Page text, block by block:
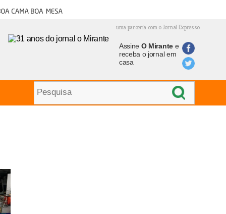
cama boa mesa
uma parceria com o Jornal Expresso
Assine O Mirantee
receba o jornal em
casa